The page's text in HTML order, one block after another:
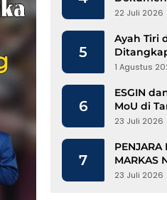
22 Juli 2026
5
Ayah Tiri
Hamili
1 Agustus
6
ESGIN
MoU di
Ekonomi
23 Juli 2026
7
PENJARA
MARKAS
Rajabasa
23 Juli 2026